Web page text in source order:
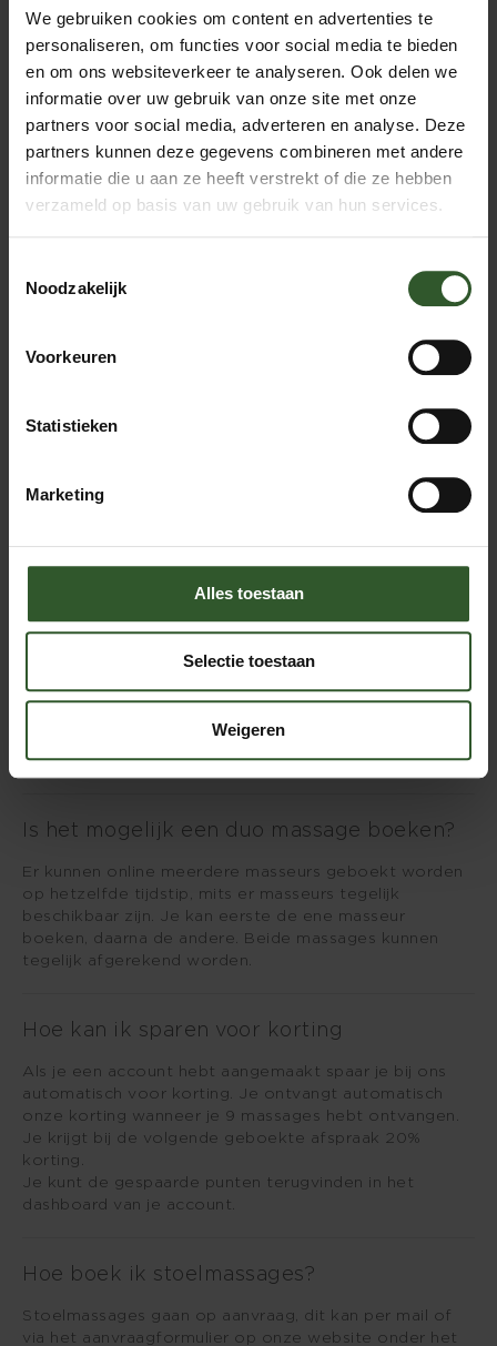
We gebruiken cookies om content en advertenties te
personaliseren, om functies voor social media te bieden
en om ons websiteverkeer te analyseren. Ook delen we
informatie over uw gebruik van onze site met onze
partners voor social media, adverteren en analyse. Deze
partners kunnen deze gegevens combineren met andere
informatie die u aan ze heeft verstrekt of die ze hebben
verzameld op basis van uw gebruik van hun services.
Noodzakelijk
Voorkeuren
Statistieken
Marketing
Alles toestaan
Selectie toestaan
Weigeren
Tot en vanaf wanneer kan ik een massage
boeken?
Je kan tot 3 uur van tevoren online boeken en tot 6
weken vooruit.
De tijd die ik net had gereserveerd is nu
Ons systeem houdt je reservering 30 min vast, om je
betaling af te ronden. Je kan je hem terug vinden in je
Kan je meerdere boekingen plaatsen?
Ja, elke massage afspraak wordt in je winkelwagen
Hoe boek ik voor meerdere personen
Mijn postcode staat er niet bij, wat nu?
plaatsnaam dan kijken we of we een masseur uit een
andere regio kunnen sturen.
Is het mogelijk een duo massage boeken?
Er kunnen online meerdere masseurs geboekt worden
op hetzelfde tijdstip, mits er masseurs tegelijk
beschikbaar zijn. Je kan eerste de ene masseur
boeken, daarna de andere. Beide massages kunnen
tegelijk afgerekend worden.
Hoe kan ik sparen voor korting
Als je een account hebt aangemaakt spaar je bij ons
automatisch voor korting. Je ontvangt automatisch
onze korting wanneer je 9 massages hebt ontvangen.
Je krijgt bij de volgende geboekte afspraak 20%
korting.
Je kunt de gespaarde punten terugvinden in het
dashboard van je account.
Hoe boek ik stoelmassages?
Stoelmassages gaan op aanvraag, dit kan per mail of
via het aanvraagformulier op onze website onder het